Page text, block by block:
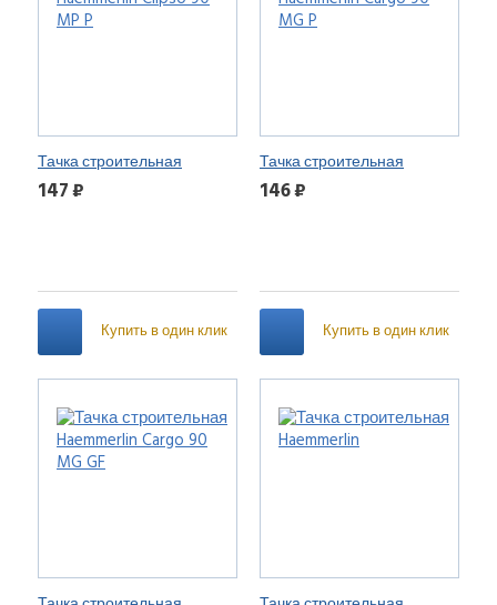
Тачка строительная
Haemmerlin Clipso 90 MP P
147 ₽
Купить в один клик
Тачка строительная
Haemmerlin Cargo 90 MG P
146 ₽
Купить в один клик